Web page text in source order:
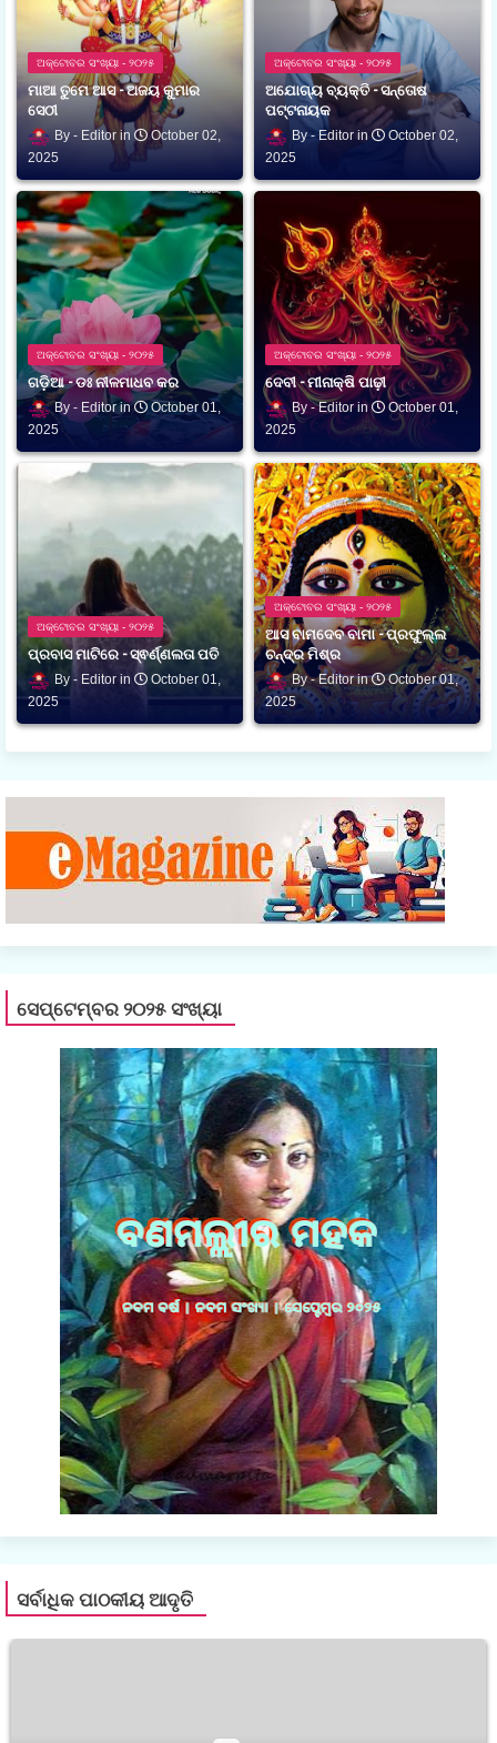
ଅକ୍ଟୋବର ସଂଖ୍ୟା - ୨୦୨୫
ମାଆ ତୁମେ ଆସ - ଅଜୟ କୁମାର
ସେଠୀ
Editor
October 02,
2025
ଅକ୍ଟୋବର ସଂଖ୍ୟା - ୨୦୨୫
ଅଯୋଗ୍ୟ ବ୍ୟକ୍ତି - ସନ୍ତୋଷ
ପଟ୍ଟନାୟକ
Editor
October 02,
2025
ଅକ୍ଟୋବର ସଂଖ୍ୟା - ୨୦୨୫
ଗଡ଼ିଆ - ଡଃ ନୀଳମାଧବ କର
Editor
October 01,
2025
ଅକ୍ଟୋବର ସଂଖ୍ୟା - ୨୦୨୫
ଦେବୀ - ମୀନାକ୍ଷି ପାଢ଼ୀ
Editor
October 01,
2025
ଅକ୍ଟୋବର ସଂଖ୍ୟା - ୨୦୨୫
ପ୍ରବାସ ମାଟିରେ - ସ୍ଵର୍ଣ୍ଣଲତା ପତି
Editor
October 01,
2025
ଅକ୍ଟୋବର ସଂଖ୍ୟା - ୨୦୨୫
ଆସ ବାମଦେବ ବାମା - ପ୍ରଫୁଲ୍ଲ
ଚନ୍ଦ୍ର ମିଶ୍ର
Editor
October 01,
2025
ସେପ୍ଟେମ୍ବର ୨୦୨୫ ସଂଖ୍ୟା
ସର୍ବାଧିକ ପାଠକୀୟ ଆଦୃତି